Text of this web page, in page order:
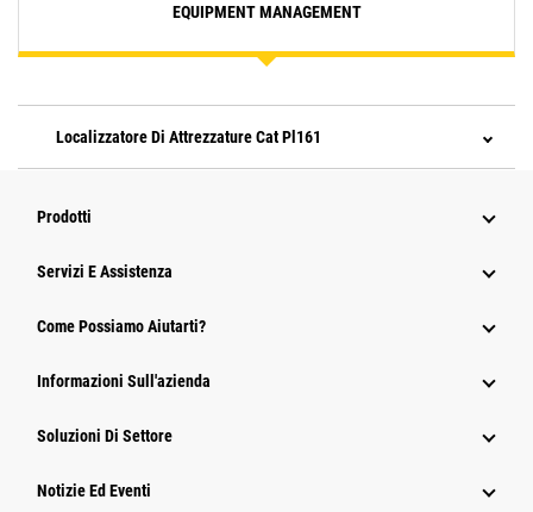
EQUIPMENT MANAGEMENT
Localizzatore Di Attrezzature Cat Pl161
Prodotti
Servizi E Assistenza
Come Possiamo Aiutarti?
Informazioni Sull'azienda
Soluzioni Di Settore
Notizie Ed Eventi